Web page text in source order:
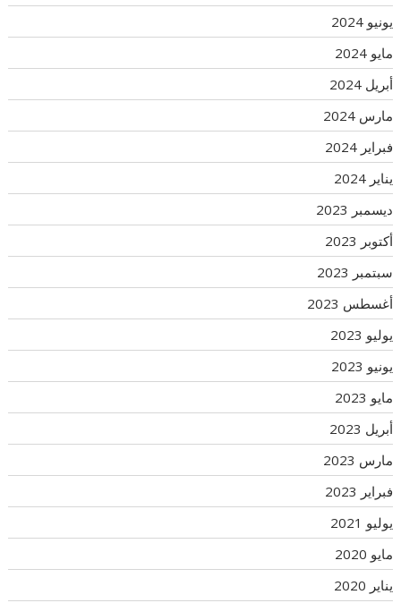
يونيو 2024
مايو 2024
أبريل 2024
مارس 2024
فبراير 2024
يناير 2024
ديسمبر 2023
أكتوبر 2023
سبتمبر 2023
أغسطس 2023
يوليو 2023
يونيو 2023
مايو 2023
أبريل 2023
مارس 2023
فبراير 2023
يوليو 2021
مايو 2020
يناير 2020